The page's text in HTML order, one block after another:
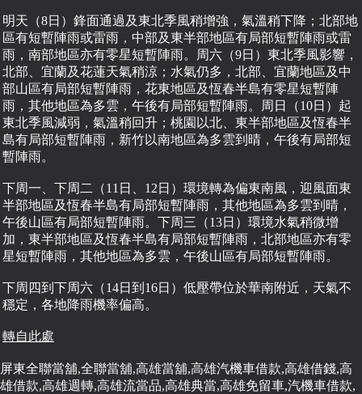
明天（8日）鋒面通過及東北季風稍增強，氣溫稍下降；北部地
區有短暫陣雨或雷雨，中部及東半部地區有局部短暫陣雨或雷
雨，南部地區亦有零星短暫陣雨。周六（9日）東北季風影響，
北部、宜蘭及花蓮天氣稍涼；水氣仍多，北部、宜蘭地區及中
部山區有局部短暫陣雨，花東地區及恆春半島有零星短暫陣
雨，其他地區為多雲，午後有局部短暫陣雨。周日（10日）起
東北季風減弱，氣溫稍回升；桃園以北、東半部地區及恆春半
島有局部短暫陣雨，新竹以南地區為多雲到晴，午後有局部短
暫陣雨。
下周一、下周二（11日、12日）環境轉為偏東南風，迎風面東
半部地區及恆春半島有局部短暫陣雨，其他地區為多雲到晴，
午後山區有局部短暫陣雨。下周三（13日）環境水氣稍微增
加，東半部地區及恆春半島有局部短暫陣雨，北部地區亦有零
星短暫陣雨，其他地區為多雲，午後山區有局部短暫陣雨。
下周四到下周六（14日到16日）低壓帶位於華南附近，天氣不
穩定，各地降雨機率偏高。
轉自此處
屏東全聯當舖,全聯當舖,高雄當舖,高雄汽機車借款,高雄借錢,高
雄借款,高雄週轉,高雄流當品,高雄典當,高雄免留車,汽機車借款,